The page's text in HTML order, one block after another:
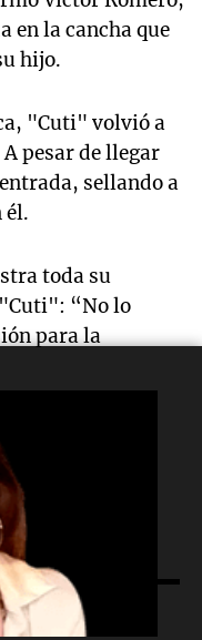
en la cancha que
hijo.
"Cuti" volvió a
pesar de llegar
sellando a
él.
toda su
“No lo
para la
de Italia,
crecimiento
aún muy